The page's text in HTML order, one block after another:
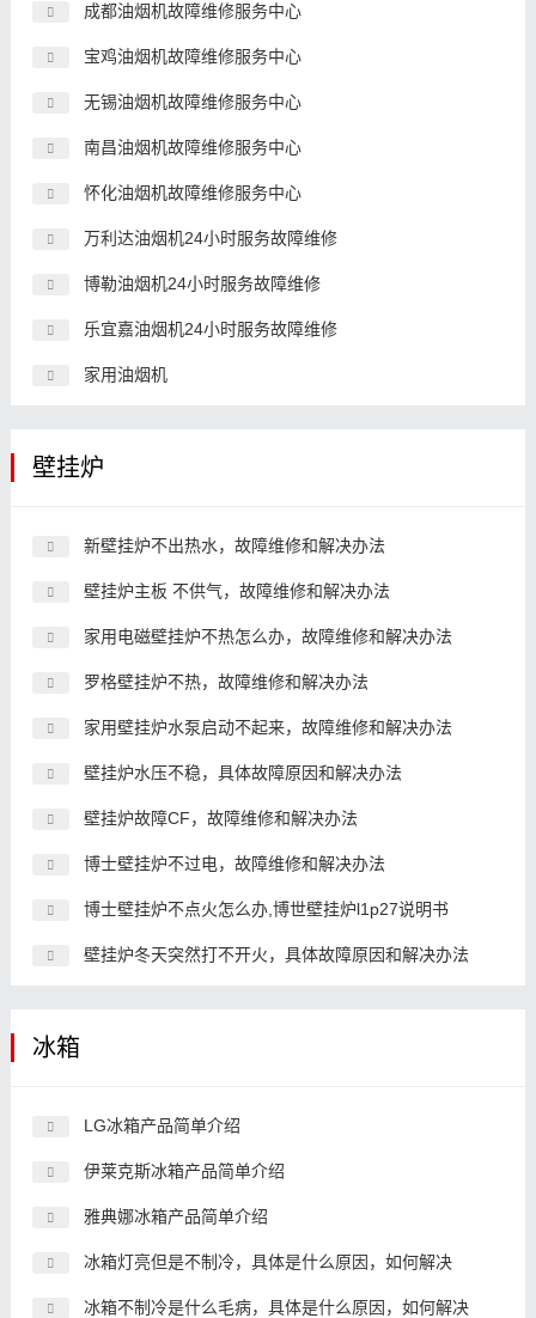
成都油烟机故障维修服务中心
宝鸡油烟机故障维修服务中心
无锡油烟机故障维修服务中心
南昌油烟机故障维修服务中心
怀化油烟机故障维修服务中心
万利达油烟机24小时服务故障维修
博勒油烟机24小时服务故障维修
乐宜嘉油烟机24小时服务故障维修
家用油烟机
壁挂炉
新壁挂炉不出热水，故障维修和解决办法
壁挂炉主板 不供气，故障维修和解决办法
家用电磁壁挂炉不热怎么办，故障维修和解决办法
罗格壁挂炉不热，故障维修和解决办法
家用壁挂炉水泵启动不起来，故障维修和解决办法
壁挂炉水压不稳，具体故障原因和解决办法
壁挂炉故障CF，故障维修和解决办法
博士壁挂炉不过电，故障维修和解决办法
博士壁挂炉不点火怎么办,博世壁挂炉l1p27说明书
壁挂炉冬天突然打不开火，具体故障原因和解决办法
冰箱
LG冰箱产品简单介绍
伊莱克斯冰箱产品简单介绍
雅典娜冰箱产品简单介绍
冰箱灯亮但是不制冷，具体是什么原因，如何解决
冰箱不制冷是什么毛病，具体是什么原因，如何解决